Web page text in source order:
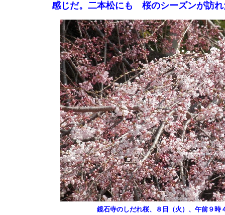
感じだ。二本松にも 桜のシーズンが訪れ
鏡石寺のしだれ桜、８日（火）、午前９時